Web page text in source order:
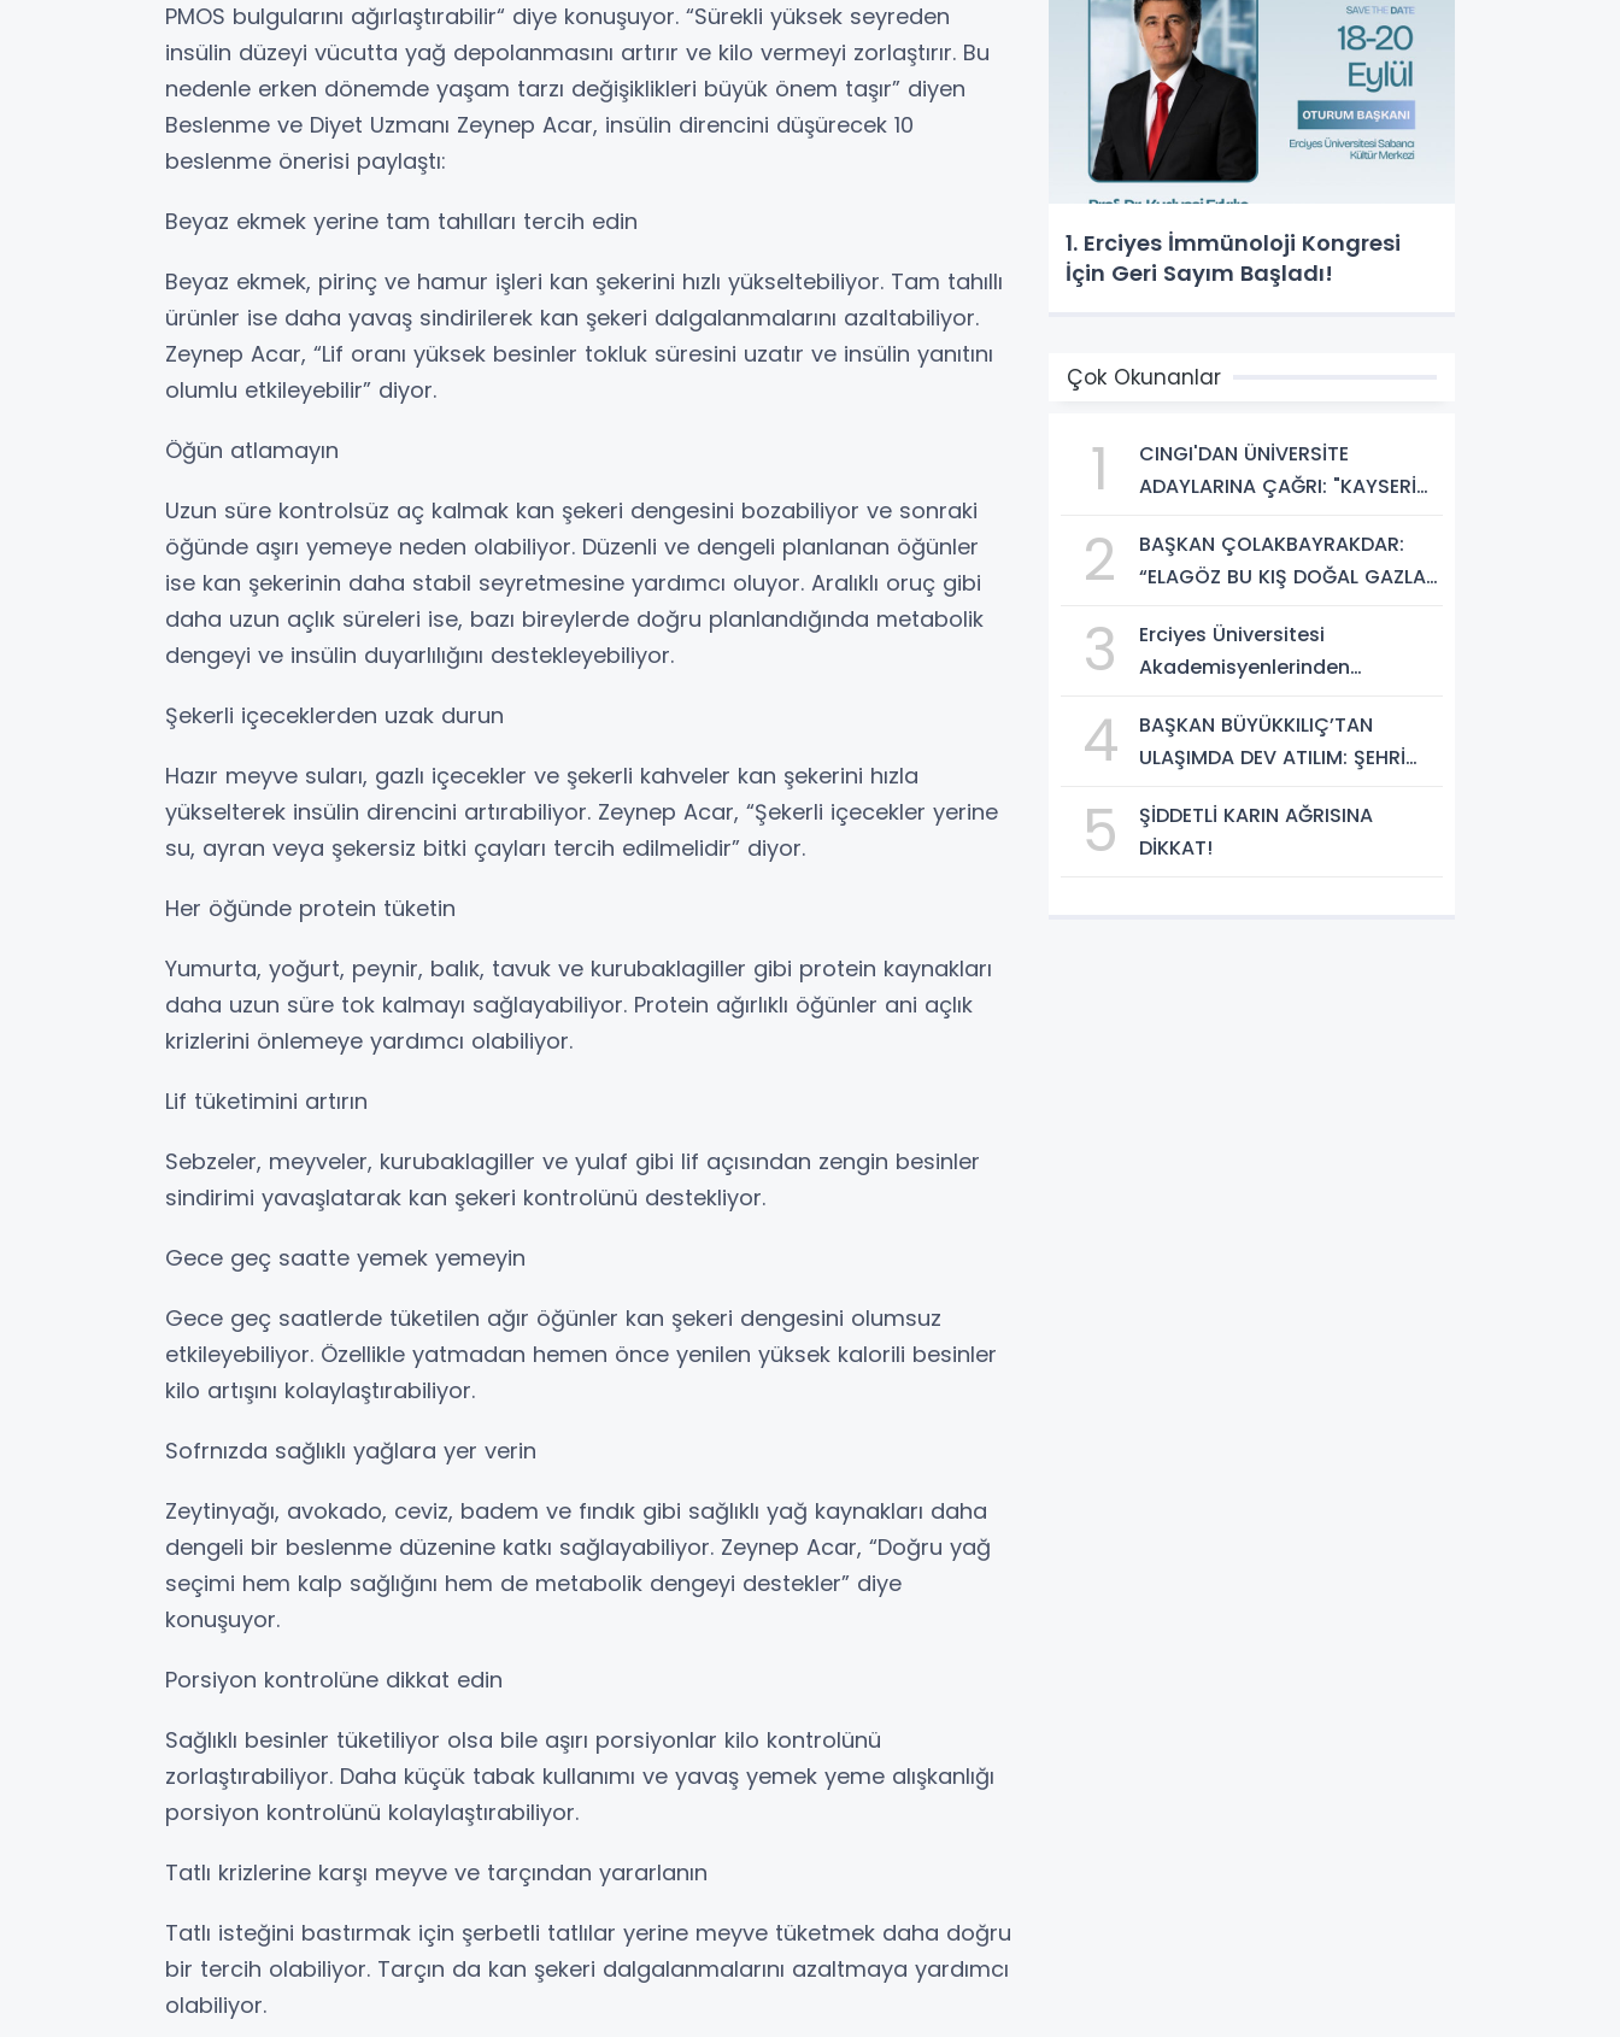
PMOS bulgularını ağırlaştırabilir“ diye konuşuyor. “Sürekli yüksek seyreden
insülin düzeyi vücutta yağ depolanmasını artırır ve kilo vermeyi zorlaştırır. Bu
nedenle erken dönemde yaşam tarzı değişiklikleri büyük önem taşır” diyen
Beslenme ve Diyet Uzmanı Zeynep Acar, insülin direncini düşürecek 10
beslenme önerisi paylaştı:
Beyaz ekmek yerine tam tahılları tercih edin
Beyaz ekmek, pirinç ve hamur işleri kan şekerini hızlı yükseltebiliyor. Tam tahıllı
ürünler ise daha yavaş sindirilerek kan şekeri dalgalanmalarını azaltabiliyor.
Zeynep Acar, “Lif oranı yüksek besinler tokluk süresini uzatır ve insülin yanıtını
olumlu etkileyebilir” diyor.
Öğün atlamayın
Uzun süre kontrolsüz aç kalmak kan şekeri dengesini bozabiliyor ve sonraki
öğünde aşırı yemeye neden olabiliyor. Düzenli ve dengeli planlanan öğünler
ise kan şekerinin daha stabil seyretmesine yardımcı oluyor. Aralıklı oruç gibi
daha uzun açlık süreleri ise, bazı bireylerde doğru planlandığında metabolik
dengeyi ve insülin duyarlılığını destekleyebiliyor.
Şekerli içeceklerden uzak durun
Hazır meyve suları, gazlı içecekler ve şekerli kahveler kan şekerini hızla
yükselterek insülin direncini artırabiliyor. Zeynep Acar, “Şekerli içecekler yerine
su, ayran veya şekersiz bitki çayları tercih edilmelidir” diyor.
Her öğünde protein tüketin
Yumurta, yoğurt, peynir, balık, tavuk ve kurubaklagiller gibi protein kaynakları
daha uzun süre tok kalmayı sağlayabiliyor. Protein ağırlıklı öğünler ani açlık
krizlerini önlemeye yardımcı olabiliyor.
Lif tüketimini artırın
Sebzeler, meyveler, kurubaklagiller ve yulaf gibi lif açısından zengin besinler
sindirimi yavaşlatarak kan şekeri kontrolünü destekliyor.
Gece geç saatte yemek yemeyin
Gece geç saatlerde tüketilen ağır öğünler kan şekeri dengesini olumsuz
etkileyebiliyor. Özellikle yatmadan hemen önce yenilen yüksek kalorili besinler
kilo artışını kolaylaştırabiliyor.
Sofrnızda sağlıklı yağlara yer verin
Zeytinyağı, avokado, ceviz, badem ve fındık gibi sağlıklı yağ kaynakları daha
dengeli bir beslenme düzenine katkı sağlayabiliyor. Zeynep Acar, “Doğru yağ
seçimi hem kalp sağlığını hem de metabolik dengeyi destekler” diye
konuşuyor.
Porsiyon kontrolüne dikkat edin
Sağlıklı besinler tüketiliyor olsa bile aşırı porsiyonlar kilo kontrolünü
zorlaştırabiliyor. Daha küçük tabak kullanımı ve yavaş yemek yeme alışkanlığı
porsiyon kontrolünü kolaylaştırabiliyor.
Tatlı krizlerine karşı meyve ve tarçından yararlanın
Tatlı isteğini bastırmak için şerbetli tatlılar yerine meyve tüketmek daha doğru
bir tercih olabiliyor. Tarçın da kan şekeri dalgalanmalarını azaltmaya yardımcı
olabiliyor.
1. Erciyes İmmünoloji Kongresi
İçin Geri Sayım Başladı!
Çok Okunanlar
1
CINGI'DAN ÜNİVERSİTE
ADAYLARINA ÇAĞRI: "KAYSERİ
HAYATI HEM DE PARLAK BİR
GELECEK SUNUYOR"
2
BAŞKAN ÇOLAKBAYRAKDAR:
“ELAGÖZ BU KIŞ DOĞAL GAZLA
DÖNÜŞÜM BAŞLIYOR!”
3
Erciyes Üniversitesi
Akademisyenlerinden
Disleksi Değerlendirmesinde
Yapay Zekâ Dönemi
4
BAŞKAN BÜYÜKKILIÇ’TAN
ULAŞIMDA DEV ATILIM: ŞEHRİ
5
ŞİDDETLİ KARIN AĞRISINA
DİKKAT!